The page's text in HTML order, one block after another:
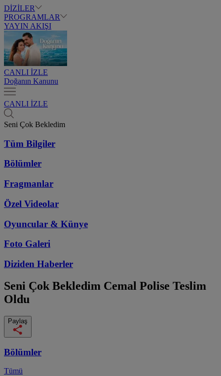
DİZİLER
PROGRAMLAR
YAYIN AKIŞI
CANLI İZLE
Doğanın Kanunu
CANLI İZLE
Seni Çok Bekledim
Tüm Bilgiler
Bölümler
Fragmanlar
Özel Videolar
Oyuncular & Künye
Foto Galeri
Diziden Haberler
Seni Çok Bekledim Cemal Polise Teslim
Oldu
Paylaş
Bölümler
Tümü